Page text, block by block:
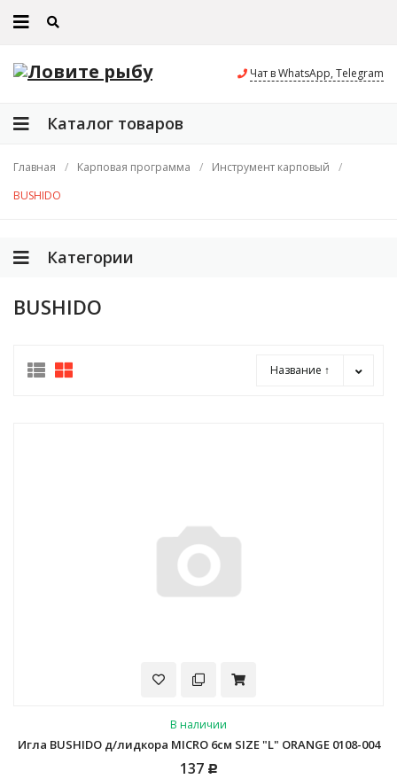
Чат в WhatsApp, Telegram
Каталог товаров
Главная / Карповая программа / Инструмент карповый
/
BUSHIDO
Категории
BUSHIDO
Название ↑
В наличии
Игла BUSHIDO д/лидкора MICRO 6см SIZE "L" ORANGE 0108-004
137 Р